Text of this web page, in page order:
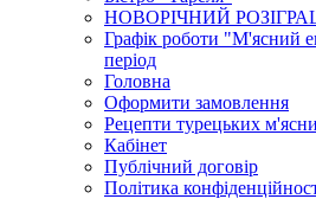
НОВОРІЧНИЙ РОЗІГРАШ
Графік роботи "М'ясний
період
Головна
Оформити замовлення
Рецепти турецьких
Кабінет
Публічний договір
Політика